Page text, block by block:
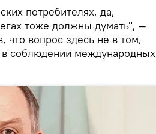
потребителях, да,
тоже должны думать", —
что вопрос здесь не в том,
в соблюдении международных